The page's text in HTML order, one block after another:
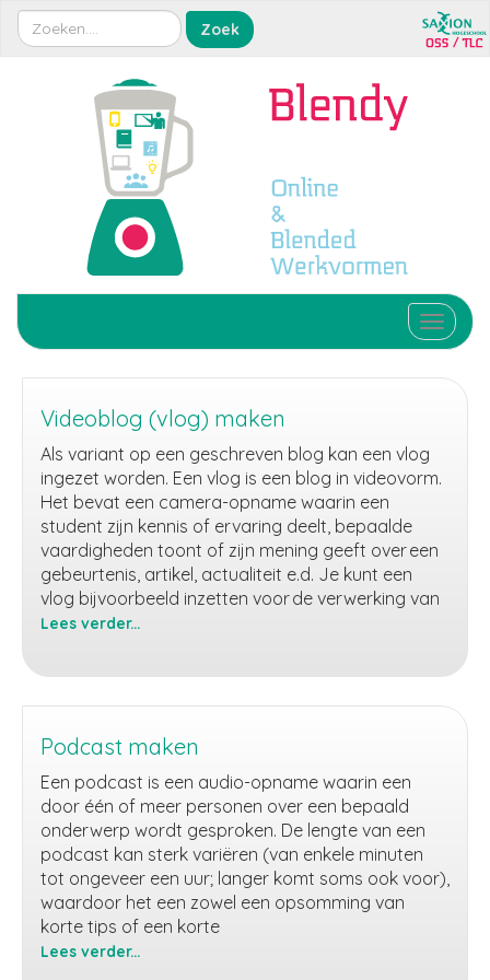
Toggle
Videoblog (vlog) maken
Als variant op een geschreven blog kan een vlog
ingezet worden. Een vlog is een blog in videovorm.
Het bevat een camera-opname waarin een
student zijn kennis of ervaring deelt, bepaalde
vaardigheden toont of zijn mening geeft over een
gebeurtenis, artikel, actualiteit e.d. Je kunt een
vlog bijvoorbeeld inzetten voor de verwerking van
Lees verder...
Podcast maken
Een podcast is een audio-opname waarin een
door één of meer personen over een bepaald
onderwerp wordt gesproken. De lengte van een
podcast kan sterk variëren (van enkele minuten
tot ongeveer een uur; langer komt soms ook voor),
waardoor het een zowel een opsomming van
korte tips of een korte
Lees verder...